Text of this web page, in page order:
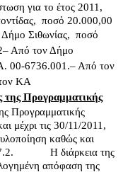
για το έτος 2011,
ποσό 20.000,00
Σιθωνίας, ποσό
– Από τον Δήμο
00-6736.001.– Από τον
ΚΑ
της Προγραμματικής
Προγραμματικής
μέχρι τις 30/11/2011,
καθώς και
Η διάρκεια της
απόφαση της